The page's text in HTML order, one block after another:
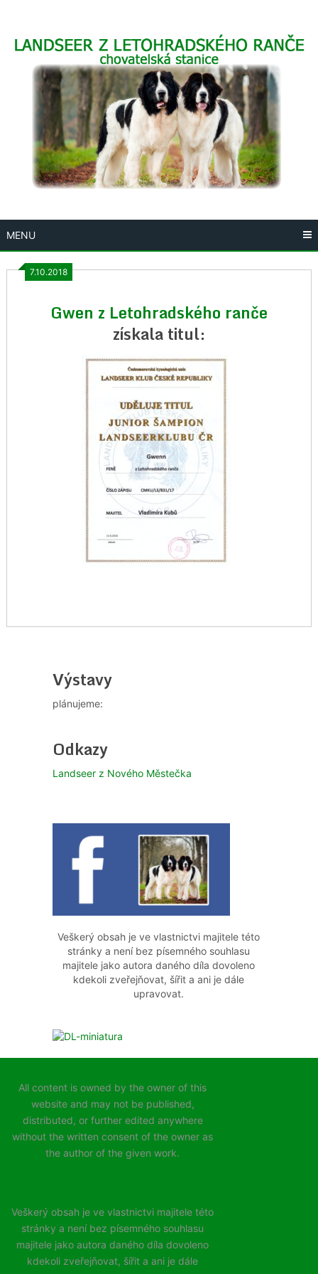
content
MENU
7.10.2018
Gwen z Letohradského ranče
získala titul:
Výstavy
plánujeme:
Odkazy
Landseer z Nového Městečka
Veškerý obsah je ve vlastnictvi majitele této
stránky a není bez písemného souhlasu
majitele jako autora daného díla dovoleno
kdekoli zveřejňovat, šířit a ani je dále
upravovat.
All content is owned by the owner of this
website and may not be published,
distributed, or further edited anywhere
without the written consent of the owner as
the author of the given work.
Veškerý obsah je ve vlastnictvi majitele této
stránky a není bez písemného souhlasu
majitele jako autora daného díla dovoleno
kdekoli zveřejňovat, šířit a ani je dále